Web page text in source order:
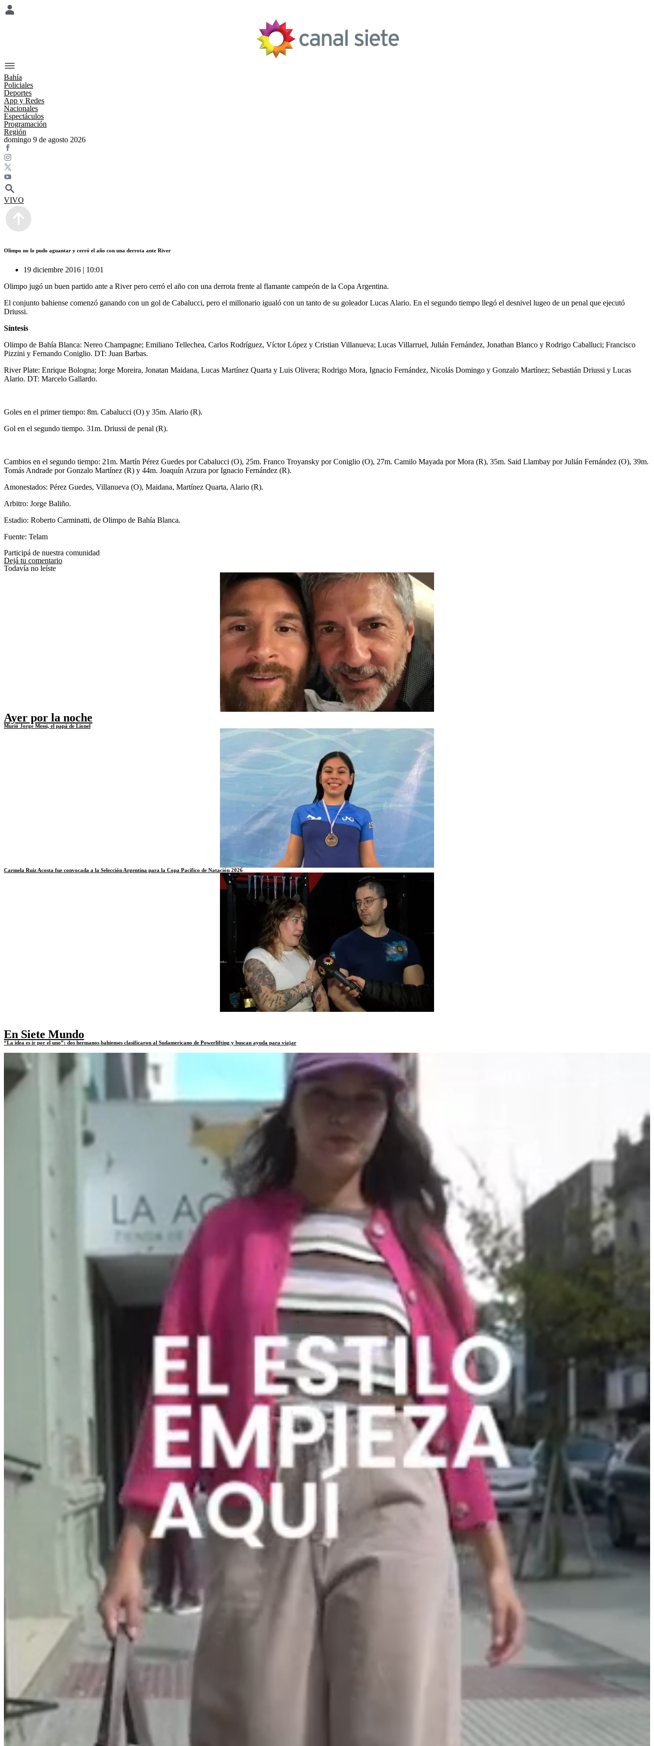
Bahía
Policiales
Deportes
App y Redes
Nacionales
Espectáculos
Programación
Región
domingo 9 de agosto 2026
VIVO
Olimpo no lo pudo aguantar y cerró el año con una derrota ante River
19 diciembre 2016 | 10:01
Olimpo jugó un buen partido ante a River pero cerró el año con una derrota frente al flamante campeón de la Copa Argentina.
El conjunto bahiense comenzó ganando con un gol de Cabalucci, pero el millonario igualó con un tanto de su goleador Lucas Alario. En el segundo tiempo llegó el desnivel lugeo de un penal que ejecutó
Driussi.
Síntesis
Olimpo de Bahía Blanca: Nereo Champagne; Emiliano Tellechea, Carlos Rodríguez, Víctor López y Cristian Villanueva; Lucas Villarruel, Julián Fernández, Jonathan Blanco y Rodrigo Caballuci; Francisco
Pizzini y Fernando Coniglio. DT: Juan Barbas.
River Plate: Enrique Bologna; Jorge Moreira, Jonatan Maidana, Lucas Martínez Quarta y Luis Olivera; Rodrigo Mora, Ignacio Fernández, Nicolás Domingo y Gonzalo Martínez; Sebastián Driussi y Lucas
Alario. DT: Marcelo Gallardo.
Goles en el primer tiempo: 8m. Cabalucci (O) y 35m. Alario (R).
Gol en el segundo tiempo. 31m. Driussi de penal (R).
Cambios en el segundo tiempo: 21m. Martín Pérez Guedes por Cabalucci (O), 25m. Franco Troyansky por Coniglio (O), 27m. Camilo Mayada por Mora (R), 35m. Said Llambay por Julián Fernández (O), 39m.
Tomás Andrade por Gonzalo Martínez (R) y 44m. Joaquín Arzura por Ignacio Fernández (R).
Amonestados: Pérez Guedes, Villanueva (O), Maidana, Martínez Quarta, Alario (R).
Arbitro: Jorge Baliño.
Estadio: Roberto Carminatti, de Olimpo de Bahía Blanca.
Fuente: Telam
Participá de nuestra comunidad
Dejá tu comentario
Todavía no leíste
Ayer por la noche
Murió Jorge Messi, el papá de Lionel
Carmela Ruiz Acosta fue convocada a la Selección Argentina para la Copa Pacífico de Natación 2026
En Siete Mundo
“La idea es ir por el uno”: dos hermanos bahienses clasificaron al Sudamericano de Powerlifting y buscan ayuda para viajar